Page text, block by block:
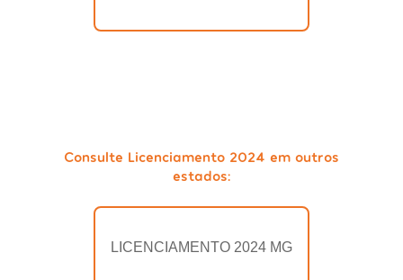
Consulte Licenciamento 2024 em outros
estados:
LICENCIAMENTO 2024 MG